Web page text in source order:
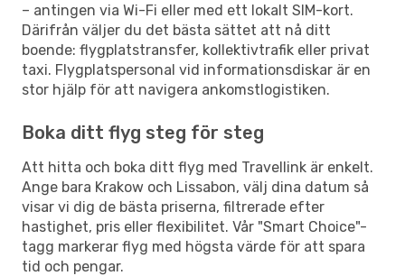
– antingen via Wi-Fi eller med ett lokalt SIM-kort.
Därifrån väljer du det bästa sättet att nå ditt
boende: flygplatstransfer, kollektivtrafik eller privat
taxi. Flygplatspersonal vid informationsdiskar är en
stor hjälp för att navigera ankomstlogistiken.
Boka ditt flyg steg för steg
Att hitta och boka ditt flyg med Travellink är enkelt.
Ange bara Krakow och Lissabon, välj dina datum så
visar vi dig de bästa priserna, filtrerade efter
hastighet, pris eller flexibilitet. Vår "Smart Choice"-
tagg markerar flyg med högsta värde för att spara
tid och pengar.